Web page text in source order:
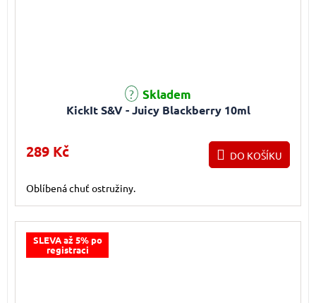
KickIt S&V - Juicy Blackberry 10ml
Skladem
289 Kč DO KOŠÍKU
Oblíbená chuť ostružiny.
SLEVA až 5% po
registraci